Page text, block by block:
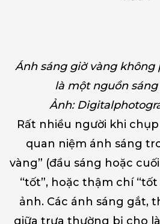
Ánh sáng giờ vàng không
là một nguồn
Ảnh:
Rất nhiều người khi
quan niệm ánh sáng
vàng” (đầu sáng hoặc
“tốt”, hoặc thậm chí
ảnh. Các ánh sáng gắt,
giữa trưa thường bị cho